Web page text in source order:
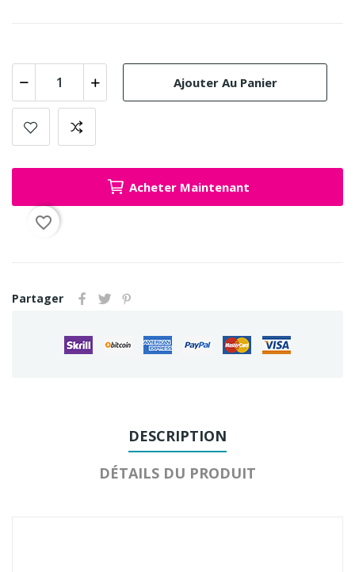
Ajouter Au Panier
Acheter Maintenant
favorite_border
Partager
DESCRIPTION
DÉTAILS DU PRODUIT